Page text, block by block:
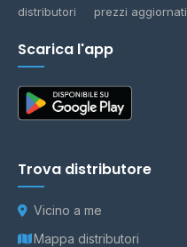
distributori prezzi aggiornati
Scarica l'app
Trova distributore
Vicino a me
Mappa distributori